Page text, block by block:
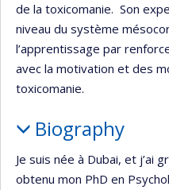
de la toxicomanie. Son
niveau du système
l’apprentissage par
avec la motivation et des
toxicomanie.
Biography
Je suis née à Dubai, et j’ai
obtenu mon PhD en